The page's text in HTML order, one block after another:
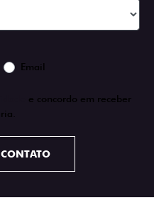
Email
e concordo em receber